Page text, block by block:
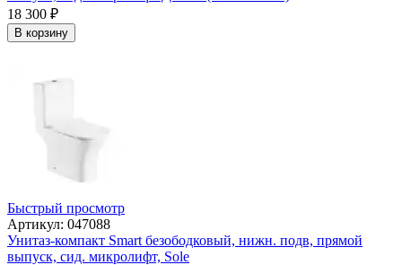
18 300 ₽
В корзину
Быстрый просмотр
Артикул: 047088
Унитаз-компакт Smart безободковый, нижн. подв, прямой
выпуск, сид. микролифт, Sole